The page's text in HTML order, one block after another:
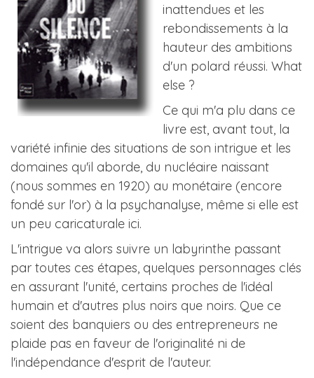
inattendues et les
rebondissements à la
hauteur des ambitions
d'un polard réussi. What
else ?
Ce qui m'a plu dans ce
livre est, avant tout, la
variété infinie des situations de son intrigue et les
domaines qu'il aborde, du nucléaire naissant
(nous sommes en 1920) au monétaire (encore
fondé sur l'or) à la psychanalyse, même si elle est
un peu caricaturale ici.
L'intrigue va alors suivre un labyrinthe passant
par toutes ces étapes, quelques personnages clés
en assurant l'unité, certains proches de l'idéal
humain et d'autres plus noirs que noirs. Que ce
soient des banquiers ou des entrepreneurs ne
plaide pas en faveur de l'originalité ni de
l'indépendance d'esprit de l'auteur.